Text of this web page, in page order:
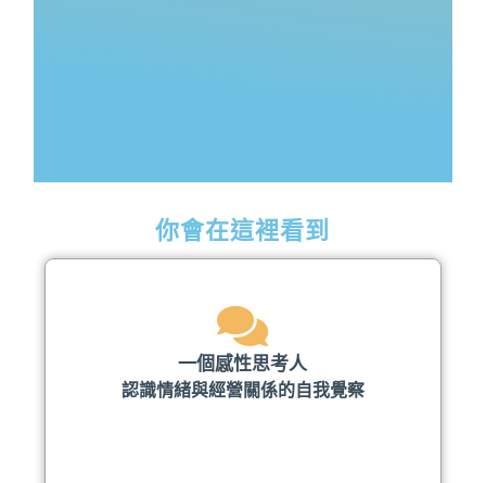
你會在這裡看到
一個感性思考人
認識情緒與經營關係的自我覺察